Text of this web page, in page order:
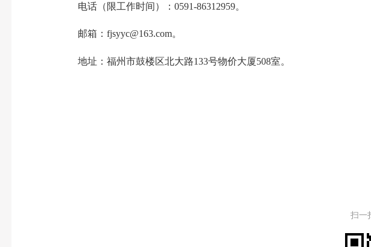
电话（限工作时间）：0591-86312959。
邮箱： fjsyyc@163.com。
地址：福州市鼓楼区北大路133号物价大厦508室。
扫一